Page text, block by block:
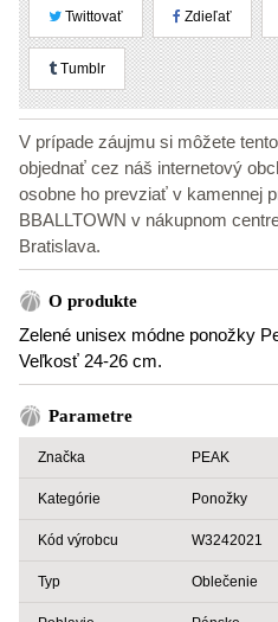
Twittovať Zdieľať
Tumblr
V prípade záujmu si môžete
objednať cez náš internetový
osobne ho prevziať v kamennej
BBALLTOWN v nákupnom
Bratislava.
O produkte
Zelené unisex módne ponožky
Veľkosť 24-26 cm.
Parametre
Značka PEAK
Kategórie Ponožky
Kód výrobcu W3242021
Typ Oblečenie